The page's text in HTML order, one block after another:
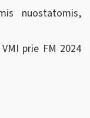
nuostatomis,
prie FM 2024